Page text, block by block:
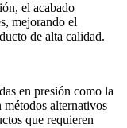
el acabado
mejorando el
de alta calidad.
en presión como la
alternativos
que requieren